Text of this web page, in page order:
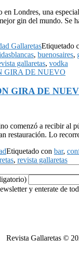
Londres, una
gin del mundo. Se
GallaretasEtiquetado
, buenosaires,
gallaretas, vodka
GIRA DE
comenzó a recibir al
restauración. Lo
Etiquetado con bar,
, revista gallaretas
y enterate de
Revista Gallaretas ©